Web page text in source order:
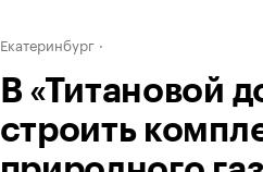
Екатеринбург
В «Титановой
строить